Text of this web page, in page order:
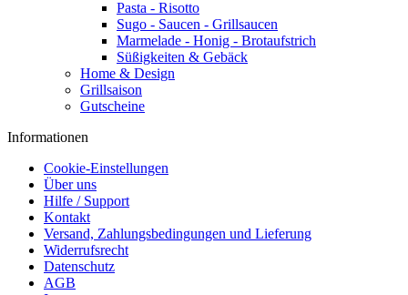
Pasta - Risotto
Sugo - Saucen - Grillsaucen
Marmelade - Honig - Brotaufstrich
Süßigkeiten & Gebäck
Home & Design
Grillsaison
Gutscheine
Informationen
Cookie-Einstellungen
Über uns
Hilfe / Support
Kontakt
Versand, Zahlungsbedingungen und Lieferung
Widerrufsrecht
Datenschutz
AGB